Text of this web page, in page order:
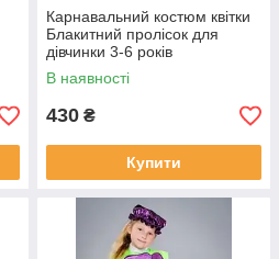
Карнавальний костюм квітки
Блакитний пролісок для
дівчинки 3-6 років
В наявності
430 ₴
Купити